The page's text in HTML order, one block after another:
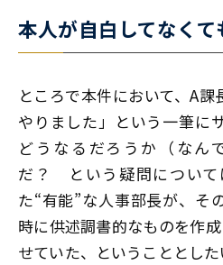
本人が自白してなくて
ところで本件において、A
やりました」という一筆に
どうなるだろうか（なん
だ？ という疑問について
た“有能”な人事部長が、そ
時に供述調書的なものを作
せていた、ということとした